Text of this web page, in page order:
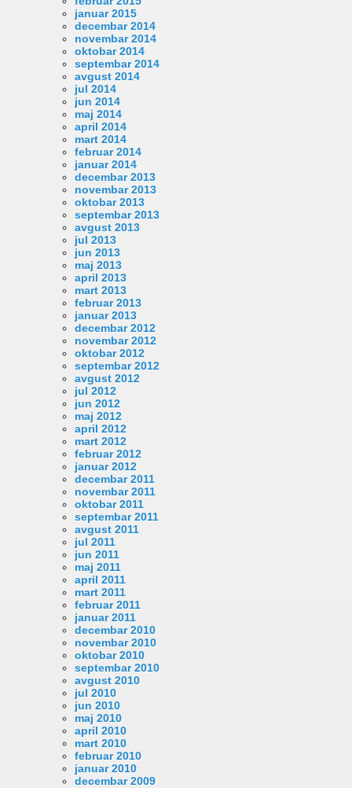
januar 2015
decembar 2014
novembar 2014
oktobar 2014
septembar 2014
avgust 2014
jul 2014
jun 2014
maj 2014
april 2014
mart 2014
februar 2014
januar 2014
decembar 2013
novembar 2013
oktobar 2013
septembar 2013
avgust 2013
jul 2013
jun 2013
maj 2013
april 2013
mart 2013
februar 2013
januar 2013
decembar 2012
novembar 2012
oktobar 2012
septembar 2012
avgust 2012
jul 2012
jun 2012
maj 2012
april 2012
mart 2012
februar 2012
januar 2012
decembar 2011
novembar 2011
oktobar 2011
septembar 2011
avgust 2011
jul 2011
jun 2011
maj 2011
april 2011
mart 2011
februar 2011
januar 2011
decembar 2010
novembar 2010
oktobar 2010
septembar 2010
avgust 2010
jul 2010
jun 2010
maj 2010
april 2010
mart 2010
februar 2010
januar 2010
decembar 2009